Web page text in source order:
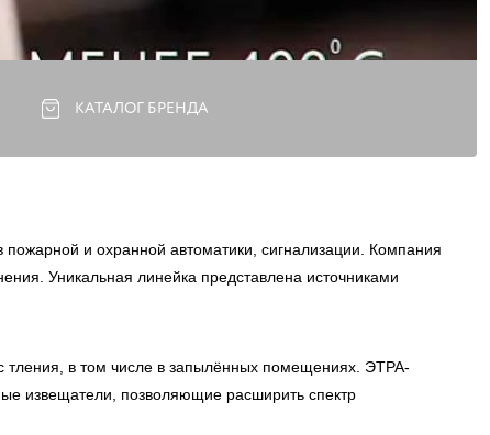
КАТАЛОГ БРЕНДА
пожарной и охранной автоматики, сигнализации. Компания
Уникальная линейка представлена источниками
тления, в том числе в запылённых помещениях. ЭТРА-
извещатели, позволяющие расширить спектр